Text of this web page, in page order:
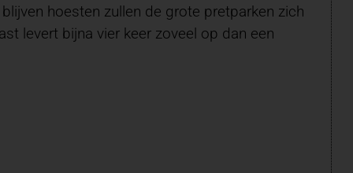
hoesten zullen de grote pretparken zich
levert bijna vier keer zoveel op dan een